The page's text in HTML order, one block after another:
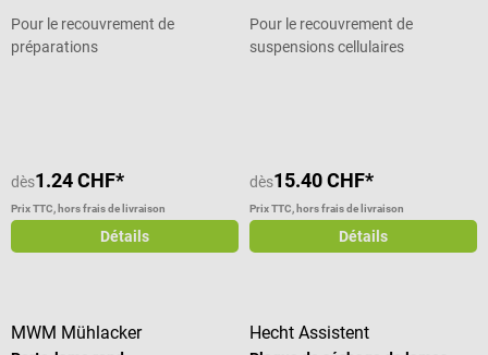
Pour le recouvrement de
préparations
dès1.24 CHF*
Prix TTC, hors frais de livraison
Détails
Pour le recouvrement de
suspensions cellulaires
dès15.40 CHF*
Prix TTC, hors frais de livraison
Détails
MWM Mühlacker Hecht Assistent